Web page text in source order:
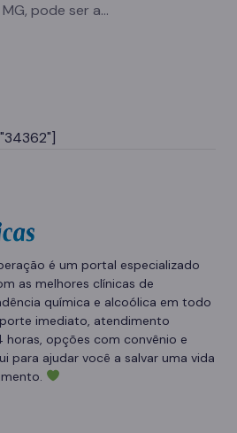
pode ser a…
é um portal especializado
as melhores clínicas de
química e alcoólica em todo
imediato, atendimento
horas, opções com convênio e
para ajudar você a salvar uma vida